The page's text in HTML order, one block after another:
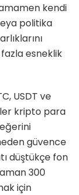
kendi
politika
esneklik
USDT ve
kripto para
güvence
düştükçe fon
300
için